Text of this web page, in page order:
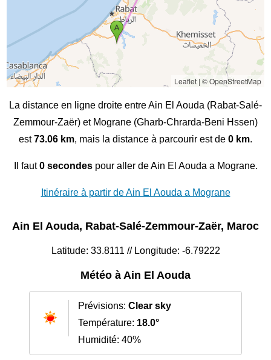
Leaflet| © OpenStreetMap
La distance en ligne droite entre Ain El Aouda (Rabat-Salé-
Zemmour-Zaër) et Mograne (Gharb-Chrarda-Beni Hssen)
est73.06 km, mais la distance à parcourir est de 0 km.
Il faut0 secondespour aller de Ain El Aouda a Mograne.
Itinéraire à partir de Ain El Aouda a Mograne
Ain El Aouda, Rabat-Salé-Zemmour-Zaër, Maroc
Latitude: 33.8111 // Longitude: -6.79222
Météo à Ain El Aouda
Prévisions: Clear sky
Température: 18.0°
Humidité: 40%